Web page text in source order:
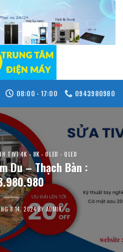
08:00 - 17:00 0943980980
TIVI 4K - 8K - OLED - QLED
Du – Thạch Bàn :
8 14, 2024BY ADMIN